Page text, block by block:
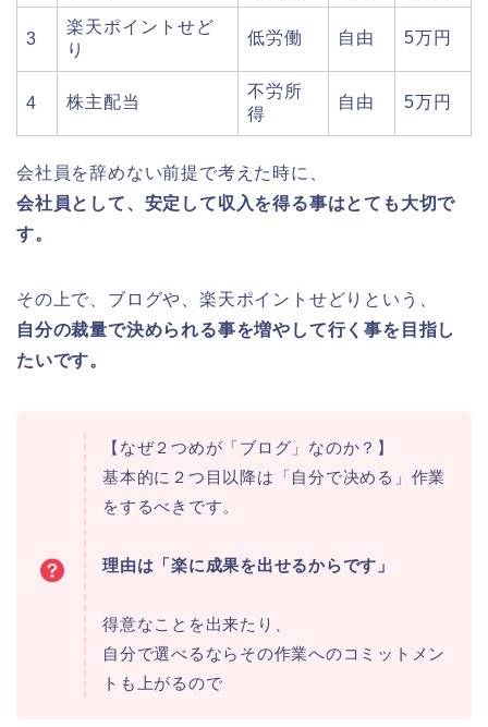
3
楽天ポイントせど
り
低労働 自由 5万円
4 株主配当
不労所
得
自由 5万円
会社員を辞めない前提で考えた時に、
会社員として、安定して収入を得る事はとても大切で
す。
その上で、ブログや、楽天ポイントせどりという、
自分の裁量で決められる事を増やして行く事を目指し
たいです。
【なぜ２つめが「ブログ」なのか？】
基本的に２つ目以降は「自分で决める」作業
をするべきです。
理由は「楽に成果を出せるからです」
得意なことを出来たり、
自分で選べるならその作業へのコミットメン
トも上がるので